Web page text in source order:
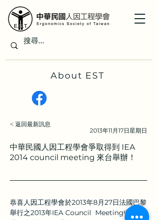
About EST
< 返回最新訊息
2013年11月17日星期日
中華民國人因工程學會爭取得到 IEA
2014 council meeting 來台舉辦！
恭喜人因工程學會於2013年8月27日法國巴黎
舉行之2013年IEA Council  Meeting中，經